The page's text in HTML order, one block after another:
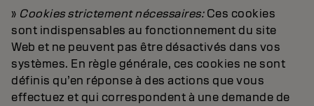
» Cookies strictement nécessaires:Ces cookies
sont indispensables au fonctionnement du site
Web et ne peuvent pas être désactivés dans vos
systèmes. En règle générale, ces cookies ne sont
définis qu’en réponse à des actions que vous
effectuez et qui correspondent à une demande de